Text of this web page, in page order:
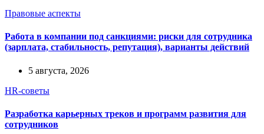
Правовые аспекты
Работа в компании под санкциями: риски для сотрудника
(зарплата, стабильность, репутация), варианты действий
5 августа, 2026
HR-советы
Разработка карьерных треков и программ развития для
сотрудников